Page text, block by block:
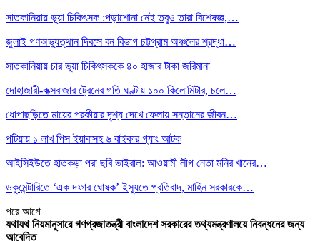
সাতকানিয়ায় ভূয়া চিকিৎসক :পড়াশোনা নেই তবুও তারা বিশেষজ্ঞ,…
জুলাই গণঅভ্যুত্থান দিবসে বন বিভাগ চট্টগ্রাম অঞ্চলের শ্রদ্ধা…
সাতকানিয়ায় চার ভুয়া চিকিৎসককে ৪০ হাজার টাকা জরিমানা
দোহাজারী-কক্সবাজার ট্রেনের গতি ঘণ্টায় ১০০ কিলোমিটার, চলে…
ধোপাছড়িতে মায়ের পরকীয়ার দৃশ্য দেখে ফেলায় সন্তানের জীবন…
পটিয়ায় ১ লাখ পিস ইয়াবাসহ ৬ বাইকার গ্যাং আটক
আইসিইউতে হাতকড়া পরা ছবি ভাইরাল: আওয়ামী লীগ নেতা মনির খানের…
ডকুমেন্টারিতে ‘এক দফার ঘোষক’ ইস্যুতে প্রতিবাদ, মাহিন সরকারকে…
পরেআগে
যথাযথ নিয়মানুসারে গণপ্রজাতন্ত্রী বাংলাদেশ সরকারের তথ্যমন্ত্রণালয়ে নিবন্ধনের জন্য
আবেদিত